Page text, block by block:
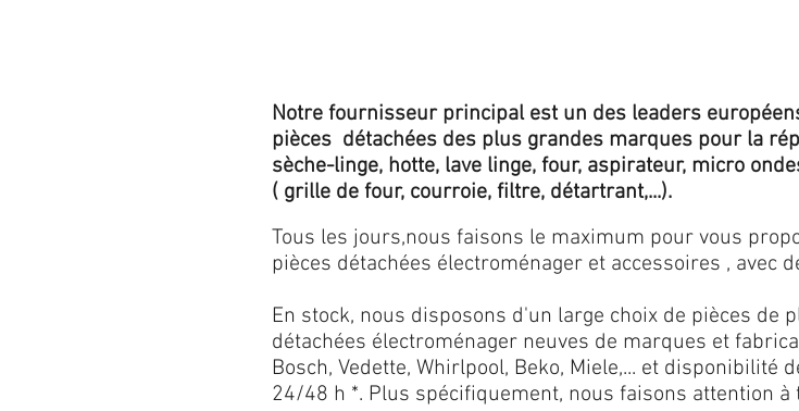
Notre fournisseur principal est un des leaders
pièces détachées des plus grandes marques pour la
sèche-linge, hotte, lave linge, four, aspirateur, micro
( grille de four, courroie, filtre, détartrant,...).
Tous les jours,nous faisons le maximum pour vous
pièces détachées électroménager et accessoires , avec
En stock, nous disposons d'un large choix de pièces de
détachées électroménager neuves de marques et
Bosch, Vedette, Whirlpool, Beko, Miele,... et disponibilité
24/48 h *. Plus spécifiquement, nous faisons attention